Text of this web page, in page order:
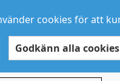
cookies för att
Godkänn alla cookies